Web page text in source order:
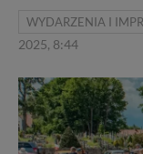
WYDARZENIA I
2025, 8:44